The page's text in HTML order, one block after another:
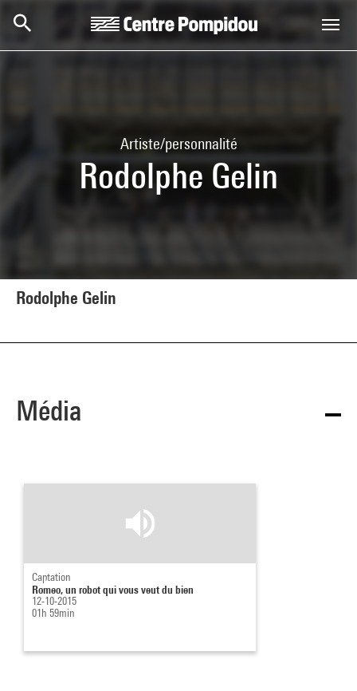
Artiste/personnalité
Rodolphe Gelin
Rodolphe Gelin
Média
Captation
Romeo, un robot qui vous veut du bien
12-10-2015
01h 59min